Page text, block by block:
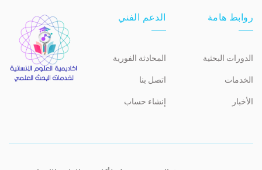
روابط هامة
الدورات البحثية
الخدمات
الأخبار
الدعم الفني
المحادثة الفورية
اتصل بنا
إنشاء حساب